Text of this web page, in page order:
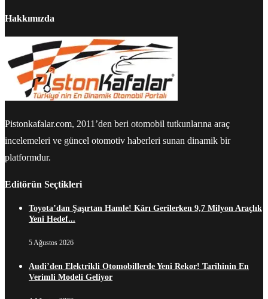
Hakkımızda
Pistonkafalar.com, 2011’den beri otomobil tutkunlarına araç
incelemeleri ve güncel otomotiv haberleri sunan dinamik bir
platformdur.
Editörün Seçtikleri
Toyota’dan Şaşırtan Hamle! Kârı Gerilerken 9,7 Milyon Araçlık
Yeni Hedef...
5 Ağustos 2026
Audi’den Elektrikli Otomobillerde Yeni Rekor! Tarihinin En
Verimli Modeli Geliyor